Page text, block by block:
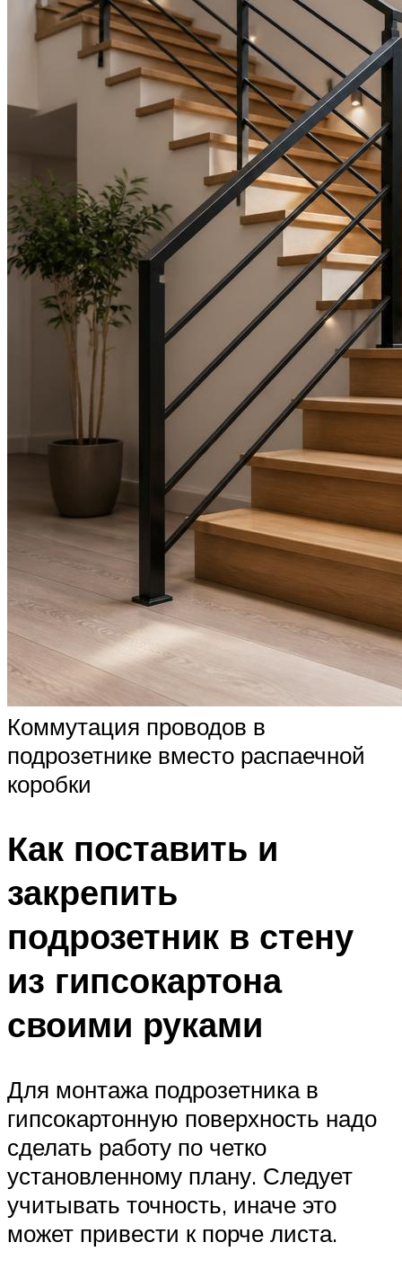
Коммутация проводов в
подрозетнике вместо распаечной
коробки
Как поставить и
закрепить
подрозетник в стену
из гипсокартона
своими руками
Для монтажа подрозетника в
гипсокартонную поверхность надо
сделать работу по четко
установленному плану. Следует
учитывать точность, иначе это
может привести к порче листа.